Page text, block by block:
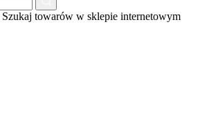
Szukaj towarów w sklepie internetowym